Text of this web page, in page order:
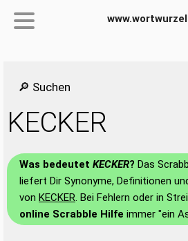
🔎 Suchen
KECKER
Was bedeutet KECKER? Das
liefert Dir Synonyme, Definitionen
von KECKER. Bei Fehlern oder in
online Scrabble Hilfe immer "ein